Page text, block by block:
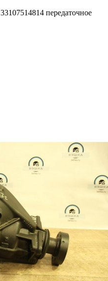
передаточное